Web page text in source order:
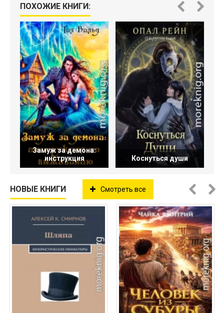
ПОХОЖИЕ КНИГИ:
Замуж за демона:
инструкция
Коснуться души
НОВЫЕ КНИГИ Смотреть все